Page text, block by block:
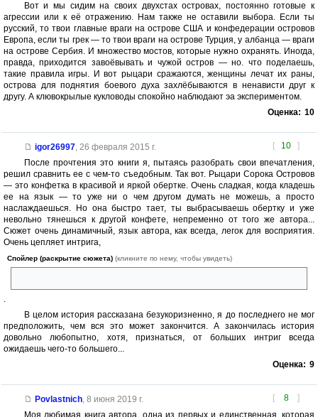
Вот и мы сидим на своих двухстах островах, постоянно готовые к
агрессии или к её отражению. Нам также не оставили выбора. Если ты
русский, то твои главные враги на острове США и конфедерации островов
Европа, если ты грек — то твои враги на острове Турция, у албанца — враги
на острове Сербия. И множество мостов, которые нужно охранять. Иногда,
правда, приходится завоёвывать и чужой остров — но. что поделаешь,
такие правила игры. И вот рыцари сражаются, женщины лечат их раны,
острова для поднятия боевого духа захлёбываются в ненависти друг к
другу. А клювокрылые кукловоды спокойно наблюдают эа экспериментом.
Оценка: 10
[ 10 ]
igor26997, 26 февраля 2015 г.
После прочтения это книги я, пытаясь разобрать свои впечатления,
решил сравнить ее с чем-то съедобным. Так вот. Рыцари Сорока Островов
— это конфетка в красивой и яркой обертке. Очень сладкая, когда кладешь
ее на язык — то уже ни о чем другом думать не можешь, а просто
наслаждаешься. Но она быстро тает, ты выбрасываешь обертку и уже
невольно тянешься к другой конфете, непременно от того же автора...
Сюжет очень динамичный, язык автора, как всегда, легок для восприятия.
Очень цепляет интрига,
Спойлер (раскрытие сюжета) (кликните по нему, чтобы увидеть)
.
В целом история рассказана безукоризненно, я до последнего не мог
предположить, чем вся это может закончится. А закончилась история
довольно любопытно, хотя, признаться, от больших интриг всегда
ожидаешь чего-то большего...
Оценка: 9
[ 8 ]
Povlastnich, 8 июня 2019 г.
Моя любимая книга автора, одна из первых и единственная, которая